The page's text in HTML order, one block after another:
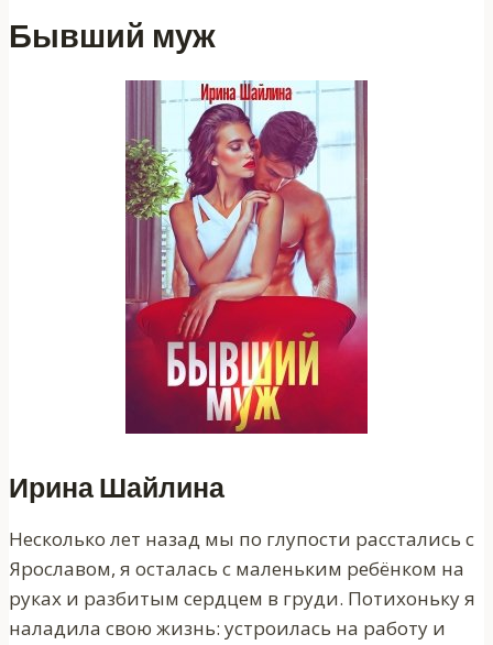
Бывший муж
Ирина Шайлина
Несколько лет назад мы по глупости расстались с
Ярославом, я осталась с маленьким ребёнком на
руках и разбитым сердцем в груди. Потихоньку я
наладила свою жизнь: устроилась на работу и